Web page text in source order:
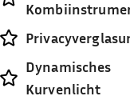
Dynamisches
Kurvenlicht